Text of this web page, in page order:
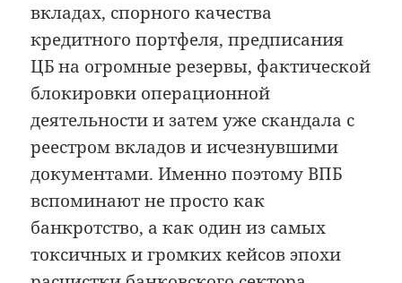
вкладах, спорного качества
кредитного портфеля, предписания
ЦБ на огромные резервы, фактической
блокировки операционной
деятельности и затем уже скандала с
реестром вкладов и исчезнувшими
документами. Именно поэтому ВПБ
вспоминают не просто как
банкротство, а как один из самых
токсичных и громких кейсов эпохи